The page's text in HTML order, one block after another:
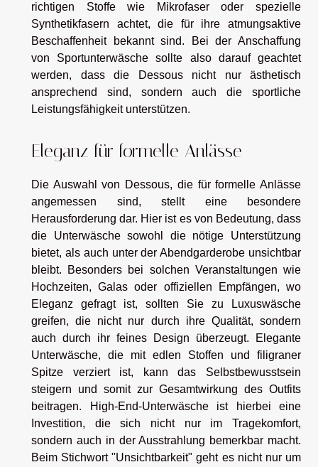
richtigen Stoffe wie Mikrofaser oder spezielle
Synthetikfasern achtet, die für ihre atmungsaktive
Beschaffenheit bekannt sind. Bei der Anschaffung
von Sportunterwäsche sollte also darauf geachtet
werden, dass die Dessous nicht nur ästhetisch
ansprechend sind, sondern auch die sportliche
Leistungsfähigkeit unterstützen.
Eleganz für formelle Anlässe
Die Auswahl von Dessous, die für formelle Anlässe
angemessen sind, stellt eine besondere
Herausforderung dar. Hier ist es von Bedeutung, dass
die Unterwäsche sowohl die nötige Unterstützung
bietet, als auch unter der Abendgarderobe unsichtbar
bleibt. Besonders bei solchen Veranstaltungen wie
Hochzeiten, Galas oder offiziellen Empfängen, wo
Eleganz gefragt ist, sollten Sie zu Luxuswäsche
greifen, die nicht nur durch ihre Qualität, sondern
auch durch ihr feines Design überzeugt. Elegante
Unterwäsche, die mit edlen Stoffen und filigraner
Spitze verziert ist, kann das Selbstbewusstsein
steigern und somit zur Gesamtwirkung des Outfits
beitragen. High-End-Unterwäsche ist hierbei eine
Investition, die sich nicht nur im Tragekomfort,
sondern auch in der Ausstrahlung bemerkbar macht.
Beim Stichwort "Unsichtbarkeit" geht es nicht nur um